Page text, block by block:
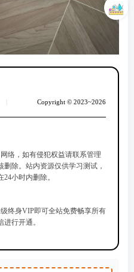
Copyright © 2023~2026
络，如有侵犯权益请联系管理
删除。站内资源仅供学习测试，
小时内删除。
终身VIP即可全站免费畅享所有
行开通。